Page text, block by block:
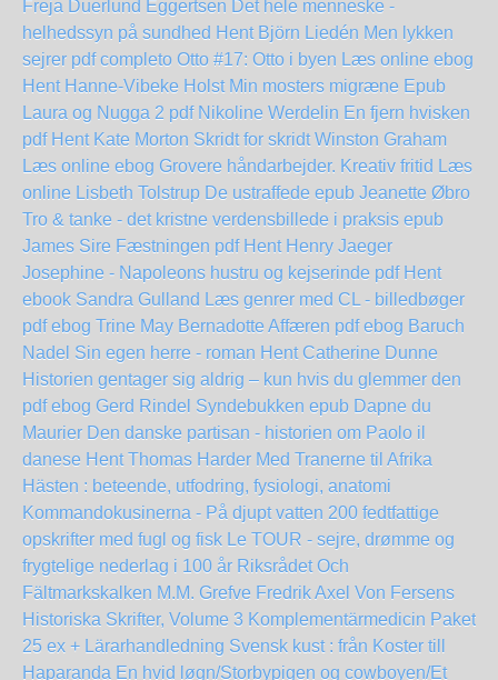
Freja Duerlund Eggertsen Det hele menneske -
helhedssyn på sundhed Hent Björn Liedén Men lykken
sejrer pdf completo Otto #17: Otto i byen Læs online ebog
Hent Hanne-Vibeke Holst Min mosters migræne Epub
Laura og Nugga 2 pdf Nikoline Werdelin En fjern hvisken
pdf Hent Kate Morton Skridt for skridt Winston Graham
Læs online ebog Grovere håndarbejder. Kreativ fritid Læs
online Lisbeth Tolstrup De ustraffede epub Jeanette Øbro
Tro & tanke - det kristne verdensbillede i praksis epub
James Sire Fæstningen pdf Hent Henry Jaeger
Josephine - Napoleons hustru og kejserinde pdf Hent
ebook Sandra Gulland Læs genrer med CL - billedbøger
pdf ebog Trine May Bernadotte Affæren pdf ebog Baruch
Nadel Sin egen herre - roman Hent Catherine Dunne
Historien gentager sig aldrig – kun hvis du glemmer den
pdf ebog Gerd Rindel Syndebukken epub Dapne du
Maurier Den danske partisan - historien om Paolo il
danese Hent Thomas Harder Med Tranerne til Afrika
Hästen : beteende, utfodring, fysiologi, anatomi
Kommandokusinerna - På djupt vatten 200 fedtfattige
opskrifter med fugl og fisk Le TOUR - sejre, drømme og
frygtelige nederlag i 100 år Riksrådet Och
Fältmarkskalken M.M. Grefve Fredrik Axel Von Fersens
Historiska Skrifter, Volume 3 Komplementärmedicin Paket
25 ex + Lärarhandledning Svensk kust : från Koster till
Haparanda En hvid løgn/Storbypigen og cowboyen/Et